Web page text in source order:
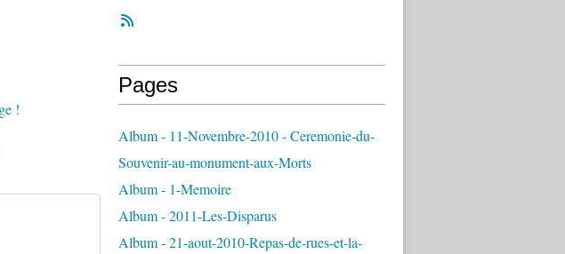
Pages
Album - 11-Novembre-2010 - Ceremonie-du-
Souvenir-au-monument-aux-Morts
Album - 1-Memoire
Album - 2011-Les-Disparus
Album - 21-aout-2010-Repas-de-rues-et-la-